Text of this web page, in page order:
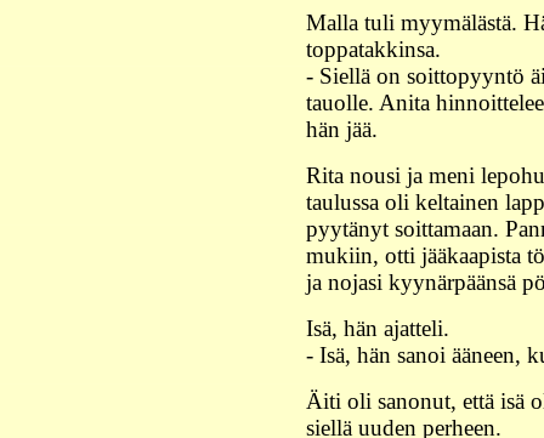
Malla tuli myymälästä.
toppatakkinsa.
- Siellä on soittopyyntö
tauolle. Anita
hän jää.
Rita nousi ja meni
taulussa oli keltainen
pyytänyt soittamaan.
mukiin, otti jääkaapista
ja nojasi kyynärpäänsä
Isä, hän ajatteli.
- Isä, hän sanoi ääneen,
Äiti oli sanonut, että isä
siellä uuden perheen.